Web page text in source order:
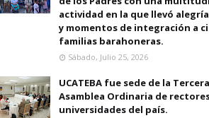
actividad en la que llevó
y momentos de integración a
familias barahoneras.
Sábado, Julio 25, 2026
UCATEBA fue sede de la Tercera
Asamblea Ordinaria de
universidades del país.